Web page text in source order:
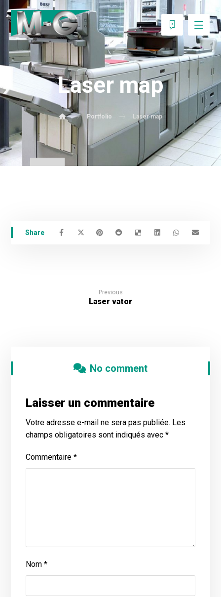
Laser map
Portfolio Laser map
Previous
Laser vator
No comment
Laisser un commentaire
Votre adresse e-mail ne sera pas publiée. Les
champs obligatoires sont indiqués avec*
Commentaire*
Nom*